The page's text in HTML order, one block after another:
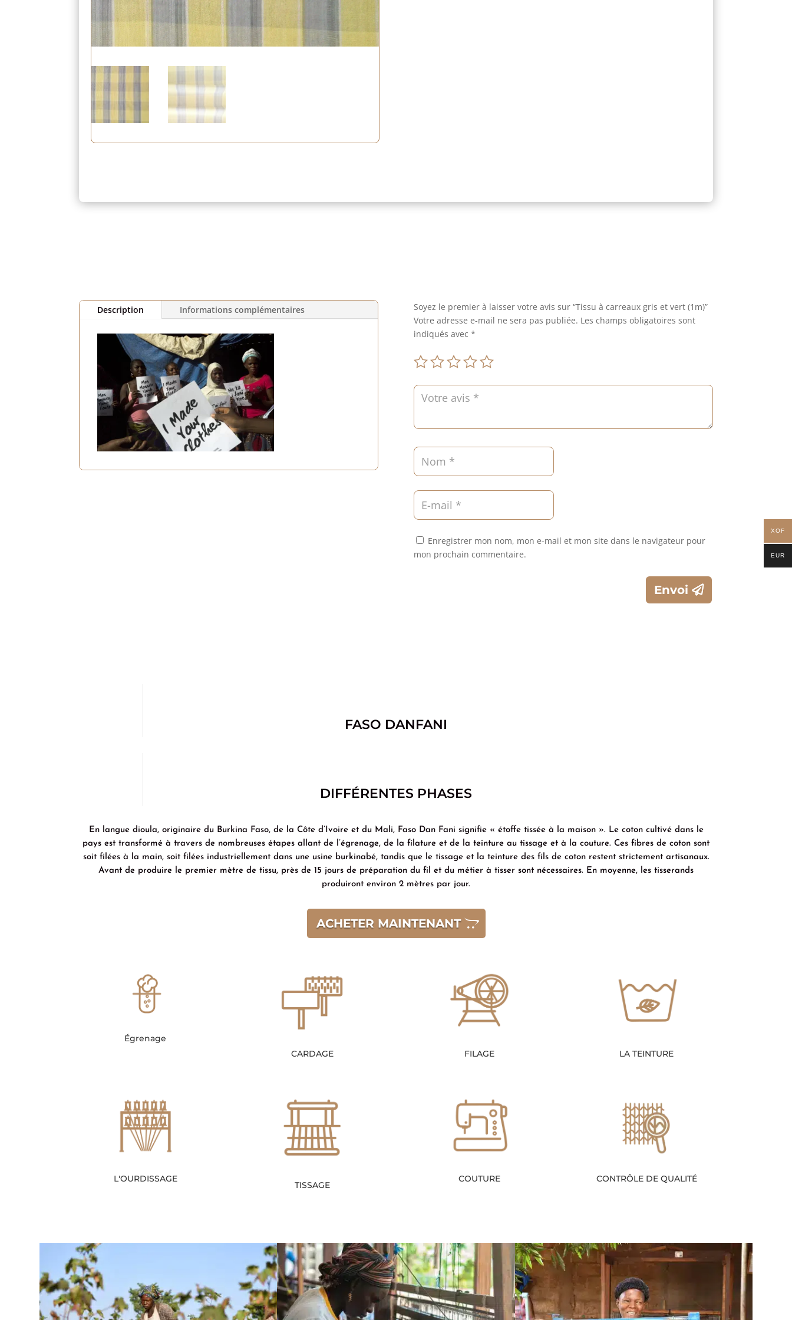
Description Informations complémentaires
Soyez le premier à laisser votre avis sur “Tissu à carreaux gris et vert (1m)”
Votre adresse e-mail ne sera pas publiée. Les champs obligatoires sont
indiqués avec *
Enregistrer mon nom, mon e-mail et mon site dans le navigateur pour
mon prochain commentaire.
Envoi
FASO DANFANI
DIFFÉRENTES PHASES
En langue dioula, originaire du Burkina Faso, de la Côte d’Ivoire et du Mali, Faso Dan Fani signifie « étoffe tissée à la maison ». Le coton cultivé dans le
pays est transformé à travers de nombreuses étapes allant de l’égrenage, de la filature et de la teinture au tissage et à la couture. Ces fibres de coton sont
soit filées à la main, soit filées industriellement dans une usine burkinabé, tandis que le tissage et la teinture des fils de coton restent strictement artisanaux.
Avant de produire le premier mètre de tissu, près de 15 jours de préparation du fil et du métier à tisser sont nécessaires. En moyenne, les tisserands
produiront environ 2 mètres par jour.
ACHETER MAINTENANT
Égrenage
CARDAGE
FILAGE LA TEINTURE
L'OURDISSAGE
TISSAGE
COUTURE CONTRÔLE DE QUALITÉ
XOF
EUR